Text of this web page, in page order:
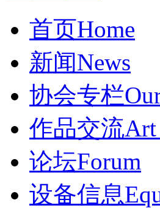
首页Home
新闻News
协会专栏
作品交流Art
论坛Forum
设备信息